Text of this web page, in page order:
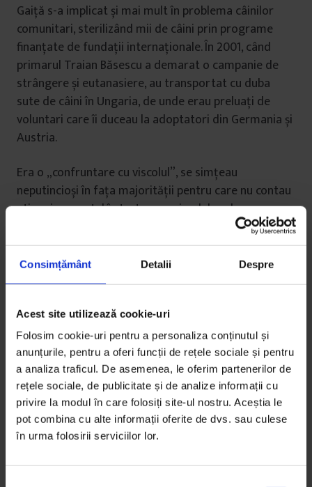
Consimțământ Detalii Despre
Acest site utilizează cookie-uri
Folosim cookie-uri pentru a personaliza conținutul și
anunțurile, pentru a oferi funcții de rețele sociale și pentru
a analiza traficul. De asemenea, le oferim partenerilor de
rețele sociale, de publicitate și de analize informații cu
privire la modul în care folosiți site-ul nostru. Aceștia le
pot combina cu alte informații oferite de dvs. sau culese
în urma folosirii serviciilor lor.
Gaiță s-a implicat și mai mult în problema câinilor
comunitari, sterilizând mii de câini prin programe
finanțate de fundații internaționale. În 2001, când
primarul Traian Băsescu a demarat o campanie de
strângere și eutanasiere, au transportat cu duba
sute de câini în Ungaria, de unde erau preluați de
voluntari care îi duceau la adoptatori din Germania și
Austria.
Era o „confruntare cu viscolul”, se simțeau
neputincioși în fața majorității pentru care nu contau
etica și respectul în tratarea animalelor, dar au
continuat fiindcă găsiseră o brumă de oameni cărora
le păsa. Până în 2005, când a absolvit facultatea, la 42
de ani, clinica lui era deja cunoscută printre îngrijitorii
comunitarilor și recomandată pe forumurile
Pe la 13:00,atenția sălii de așteptare tot mai
aglomerate e acaparată de trei căței blănoși pe care
un cuplu i-a găsit într-o cutie aruncată în cartier. Vor
să pună anunțuri online și să le găsească o casă, dar